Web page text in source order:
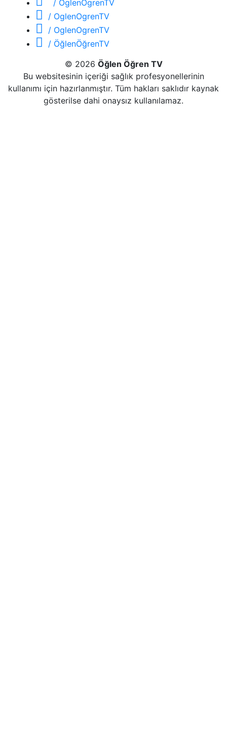
/ OglenOgrenTV
/ OglenOgrenTV
/ OglenOgrenTV
/ ÖğlenÖğrenTV
© 2026 Öğlen Öğren TV
Bu websitesinin içeriği sağlık profesyonellerinin
kullanımı için hazırlanmıştır. Tüm hakları saklıdır kaynak
gösterilse dahi onaysız kullanılamaz.